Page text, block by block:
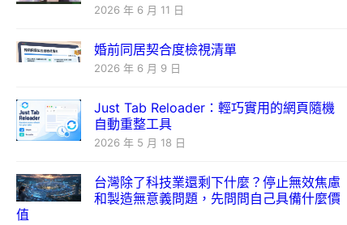
2026 年 6 月 11 日
婚前同居契合度檢視清單
2026 年 6 月 9 日
Just Tab Reloader：輕巧實用的網頁隨機
自動重整工具
2026 年 5 月 18 日
台灣除了科技業還剩下什麼？停止無效焦慮
和製造無意義問題，先問問自己具備什麼價
值